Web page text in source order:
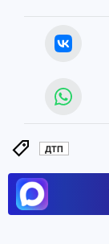
ДТП